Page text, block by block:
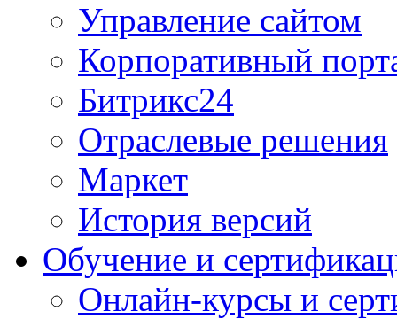
Управление сайтом
Корпоративный
Битрикс24
Отраслевые решения
Маркет
История версий
Обучение и
Онлайн-курсы и